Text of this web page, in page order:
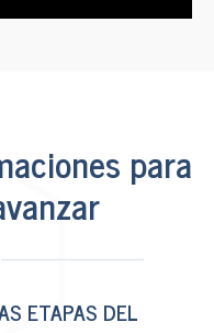
para
ETAPAS DEL